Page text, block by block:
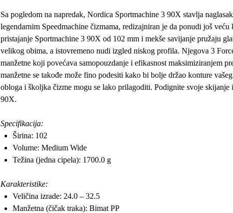
Sa pogledom na napredak, Nordica Sportmachine 3 90X stavlja
legendarnim Speedmachine čizmama, redizajniran je da ponudi još
pristajanje Sportmachine 3 90X od 102 mm i mekše savijanje pružaju
velikog obima, a istovremeno nudi izgled niskog profila. Njegova 3
manžetne koji povećava samopouzdanje i efikasnost maksimiziranjem
manžetne se takođe može fino podesiti kako bi bolje držao konture
obloga i školjka čizme mogu se lako prilagoditi. Podignite svoje skijanje
90X.
Specifikacija:
Širina: 102
Volume: Medium Wide
Težina (jedna cipela): 1700.0 g
Karakteristike:
Veličina izrade: 24.0 – 32.5
Manžetna (čičak traka): Bimat PP